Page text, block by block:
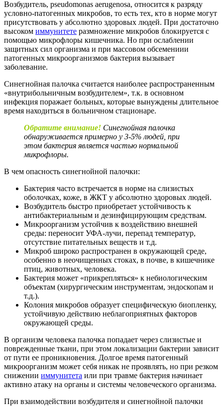
Возбудитель, pseudomonas aerugenosa, относится к разряду
условно-патогенных микробов, то есть тех, кто в норме могут
присутствовать у абсолютно здоровых людей. При достаточно
высоком иммунитете размножение микробов блокируется с
помощью микрофлоры кишечника. Но при ослаблении
защитных сил организма и при массовом обсемениии
патогенных микроорганизмов бактерия вызывает
заболевание.
Синегнойная палочка считается наиболее распространенным
«внутрибольничным возбудителем», т.к. в основном
инфекция поражает больных, которые вынуждены длительное
время находиться в больничном стационаре.
Обратите внимание! Синегнойная палочка
обнаруживается примерно у 3-5% людей, при
этом бактерия является частью нормальной
микрофлоры.
В чем опасность синегнойной палочки:
Бактерия часто встречается в норме на слизистых
оболочках, коже, в ЖКТ у абсолютно здоровых людей.
Возбудитель быстро приобретает устойчивость к
антибактериальным и дезинфицирующим средствам.
Микроорганизм устойчив к воздействию внешней
среды: переносит УФА-лучи, перепад температур,
отсутствие питательных веществ и т.д.
Микроб широко распространен в окружающей среде,
особенно в неочищенных стоках, в почве, в кишечнике
птиц, животных, человека.
Бактерия может «прикрепляться» к небиологическим
объектам (хирургическим инструментам, эндоскопам и
т.д.).
Колония микробов образует специфическую биопленку,
устойчивую действию неблагоприятных факторов
окружающей среды.
В организм человека палочка попадает через слизистые и
поврежденные ткани, при этом локализации бактерии зависит
от пути ее проникновения. Долгое время патогенный
микроорганизм может себя никак не проявлять, но при резком
снижении иммунитета или при травме бактерия начинает
активно атаку на органы и системы человеческого организма.
При взаимодействии возбудителя и синегнойной палочки